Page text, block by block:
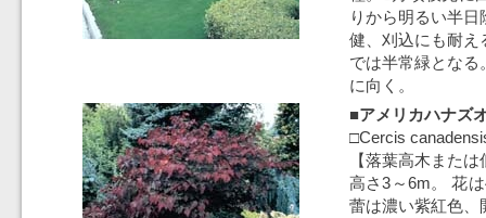
りから明るい半
健、刈込にも耐え
では半常緑となる
に向く。
■アメリカハナズ
□Cercis
【落葉高木または
高さ3～6m。 花
蕾は濃い紫紅色、